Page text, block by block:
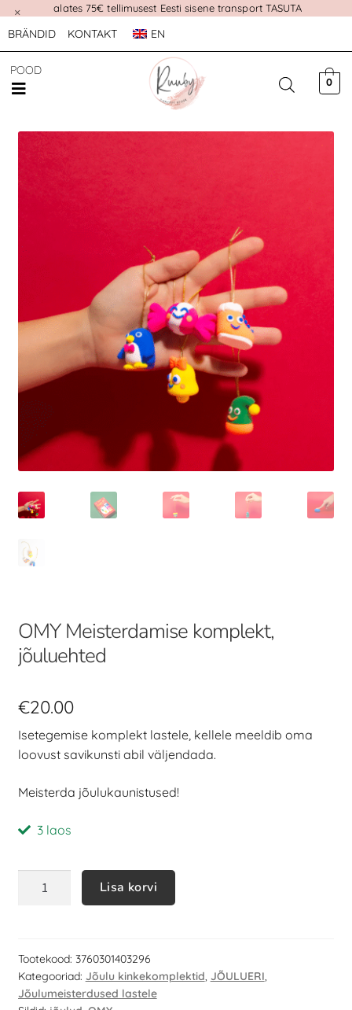
alates 75€ tellimusest Eesti sisene transport TASUTA
×
BRÄNDID KONTAKT EN
POOD
0
OMY Meisterdamise komplekt,
jõuluehted
€20.00
Isetegemise komplekt lastele, kellele meeldib oma
loovust savikunsti abil väljendada.
Meisterda jõulukaunistused!
3 laos
Lisa korvi
Tootekood: 3760301403296
Kategooriad: Jõulu kinkekomplektid, JÕULUERI,
Jõulumeisterdused lastele